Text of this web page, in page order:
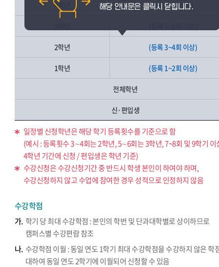
4학년 (등록 7회 이상)
2학년 (등록 3~4회 이상)
1학년 (등록 1~2회 이상)
전체학년
신·편입생
일정별 신청학년은 해당 학기 등록횟수를 기준으로 함
(예시 : 등록횟수 3∼4회는 2학년, 5∼6회는 3학년, 7~8회 및 9학기 이
4학년 기간에 신청 / 편입생은 학년 기준)
수강신청은 수강신청기간 중 반드시 학생 본인이 하여야 하며,
수강신청하지 않고 수업에 참여한 경우 성적으로 인정하지 않음
수강학점
가. 학기 당 최대 수강학점 : 본인의 학번 및 단과대학별로 상이하므로
캠퍼스별 수강편람 참조
나. 수강학점 이월 : 동일 연도 1학기 최대 수강학점을 수강하지 않은 학
대하여 동일 연도 2학기에 이월되어 신청할 수 있음